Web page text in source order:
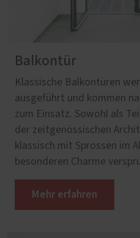
Balkontür
Klassische Balkontüren
ausgeführt und kommen
zum Einsatz. Sowohl als
der zeitgenössischen
klassisch mit Sprossen im
besonderen Charme
Mehr erfahren